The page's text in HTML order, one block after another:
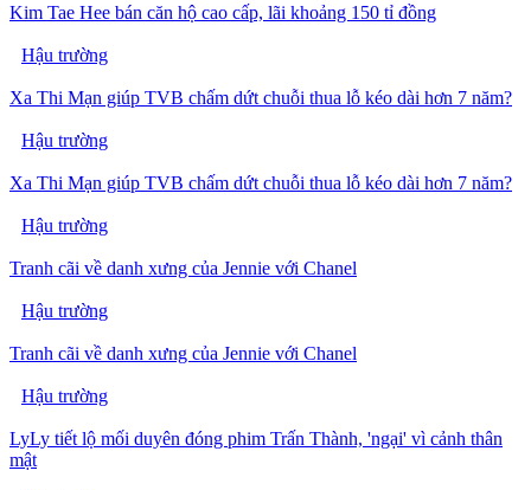
Kim Tae Hee bán căn hộ cao cấp, lãi khoảng 150 tỉ đồng
Hậu trường
Xa Thi Mạn giúp TVB chấm dứt chuỗi thua lỗ kéo dài hơn 7 năm?
Hậu trường
Xa Thi Mạn giúp TVB chấm dứt chuỗi thua lỗ kéo dài hơn 7 năm?
Hậu trường
Tranh cãi về danh xưng của Jennie với Chanel
Hậu trường
Tranh cãi về danh xưng của Jennie với Chanel
Hậu trường
LyLy tiết lộ mối duyên đóng phim Trấn Thành, 'ngại' vì cảnh thân
mật